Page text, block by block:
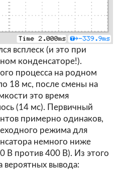
всплеск (и это при
конденсаторе!).
процесса на родном
18 мс, после смены на
это время
(14 мс). Первичный
примерно одинаков,
режима для
немного ниже
В против 400 В). Из этого
вероятных вывода: